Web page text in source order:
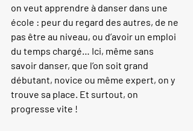
on veut apprendre à danser dans une
école : peur du regard des autres, de ne
pas être au niveau, ou d’avoir un emploi
du temps chargé… Ici, même sans
savoir danser, que l’on soit grand
débutant, novice ou même expert, on y
trouve sa place. Et surtout, on
progresse vite !